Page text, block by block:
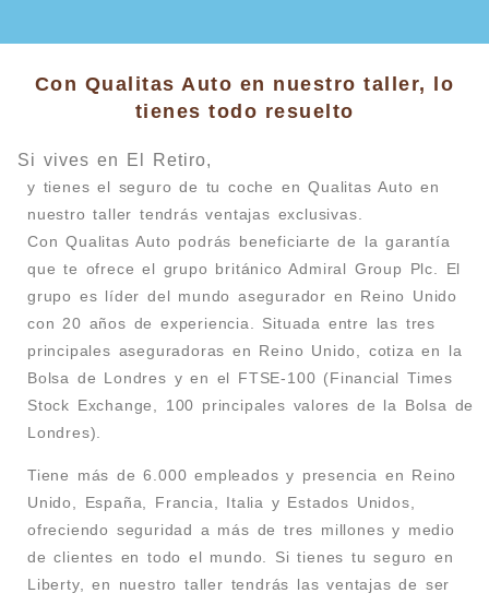
Con Qualitas Auto en nuestro taller, lo
tienes todo resuelto
Si vives en El Retiro,
y tienes el seguro de tu coche en Qualitas Auto en
nuestro taller tendrás ventajas exclusivas.
Con Qualitas Auto podrás beneficiarte de la garantía
que te ofrece el grupo británico Admiral Group Plc. El
grupo es líder del mundo asegurador en Reino Unido
con 20 años de experiencia. Situada entre las tres
principales aseguradoras en Reino Unido, cotiza en la
Bolsa de Londres y en el FTSE-100 (Financial Times
Stock Exchange, 100 principales valores de la Bolsa de
Londres).
Tiene más de 6.000 empleados y presencia en Reino
Unido, España, Francia, Italia y Estados Unidos,
ofreciendo seguridad a más de tres millones y medio
de clientes en todo el mundo. Si tienes tu seguro en
Liberty, en nuestro taller tendrás las ventajas de ser